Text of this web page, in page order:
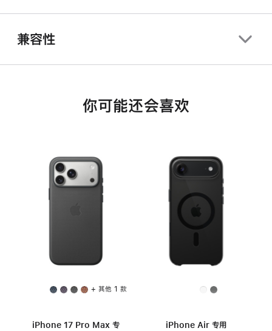
兼容性
你可能还会喜欢
+ 其他 1 款
iPhone 17 Pro Max 专
iPhone Air 专用